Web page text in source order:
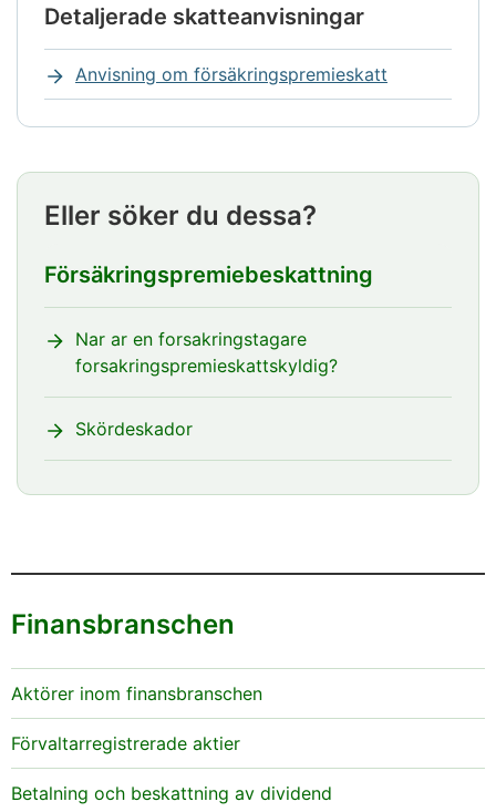
Notisen
börjar.
Detaljerade skatteanvisningar
Anvisning om försäkringspremieskatt
Eller söker du dessa?
Försäkringspremiebeskattning
Nar ar en forsakringstagare
forsakringspremieskattskyldig?
Skördeskador
Finansbranschen
Aktörer inom finansbranschen
Förvaltarregistrerade aktier
Betalning och beskattning av dividend